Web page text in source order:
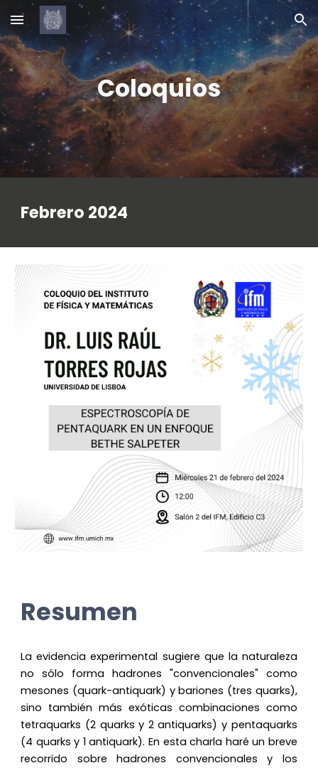
Skip to main content Skip to navigation
Coloquios
Febrero 2024
Resumen
La evidencia experimental sugiere que la naturaleza
no sólo forma hadrones "convencionales" como
mesones (quark-antiquark) y bariones (tres quarks),
sino también más exóticas combinaciones como
tetraquarks (2 quarks y 2 antiquarks) y pentaquarks
(4 quarks y 1 antiquark). En esta charla haré un breve
recorrido sobre hadrones convencionales y los